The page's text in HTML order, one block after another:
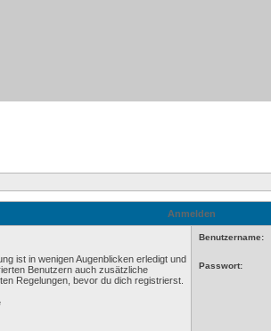
Anmelden
ist in wenigen Augenblicken erledigt und
Benutzern auch zusätzliche
Regelungen, bevor du dich registrierst.
Benutzername:
Passwort: